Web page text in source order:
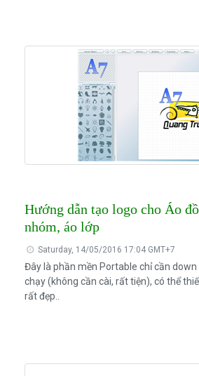
Hướng dẫn tạo logo cho Áo
nhóm, áo lớp
Saturday, 14/05/2016 17:04 GMT+7
Đây là phần mền Portable chỉ cần down
chạy (không cần cài, rất tiện), có thể
rất đẹp..